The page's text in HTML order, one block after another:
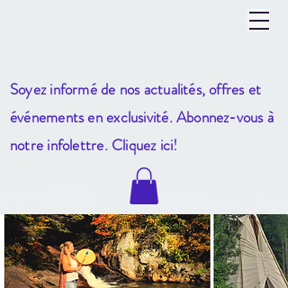
Soyez informé de nos actualités, offres et
événements en exclusivité. Abonnez-vous à
notre infolettre. Cliquez ici!